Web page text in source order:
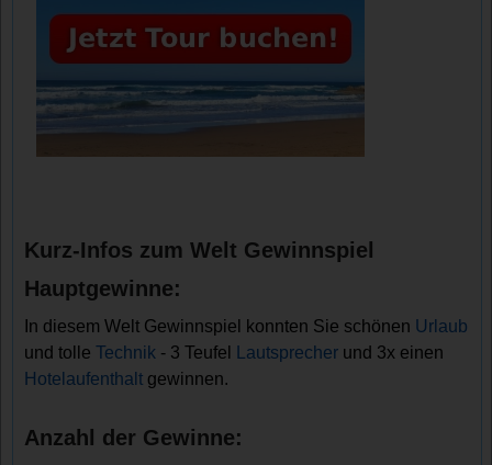
Kurz-Infos zum Welt Gewinnspiel
Hauptgewinne:
In diesem Welt Gewinnspiel konnten Sie schönen Urlaub
und tolleTechnik - 3 Teufel Lautsprecher und 3x einen
Hotelaufenthalt gewinnen.
Anzahl der Gewinne: